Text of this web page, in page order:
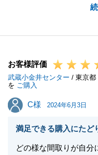
O様にご満足いただけ
いただいたお言葉を胸
す。
くださいませ。
末永くよろしくお願い
お客様評価
武蔵小金井センター / 東京都
を ご購入
C様
C様 2024年6月3日
満足できる購入にたど
どの様な間取りが自分